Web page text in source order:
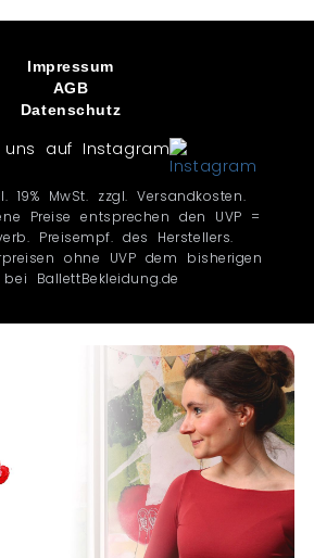
Impressum
AGB
Datenschutz
uns auf Instagram
19% MwSt. zzgl. Versandkosten.
Preise entsprechen den UVP =
Preisempf. des Herstellers.
ohne UVP dem bisherigen
bei BallettBekleidung.de